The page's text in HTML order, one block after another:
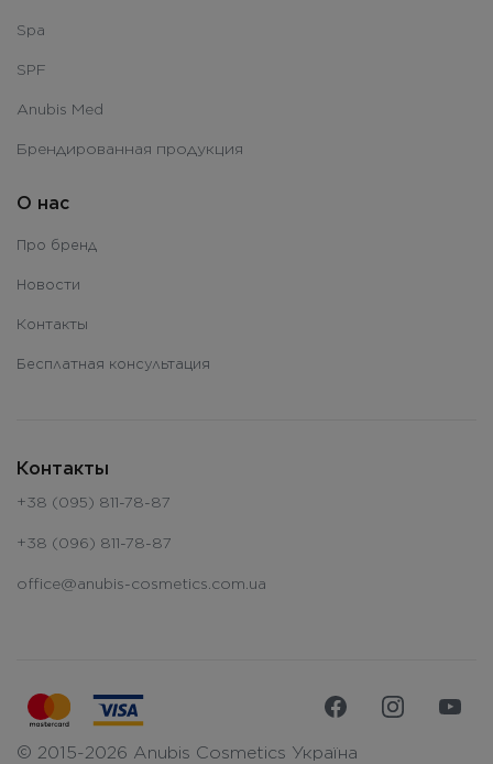
Spa
SPF
Anubis Med
Брендированная продукция
О нас
Про бренд
Новости
Контакты
Бесплатная консультация
Контакты
+38 (095) 811-78-87
+38 (096) 811-78-87
office@anubis-cosmetics.com.ua
© 2015-2026 Anubis Cosmetics Україна